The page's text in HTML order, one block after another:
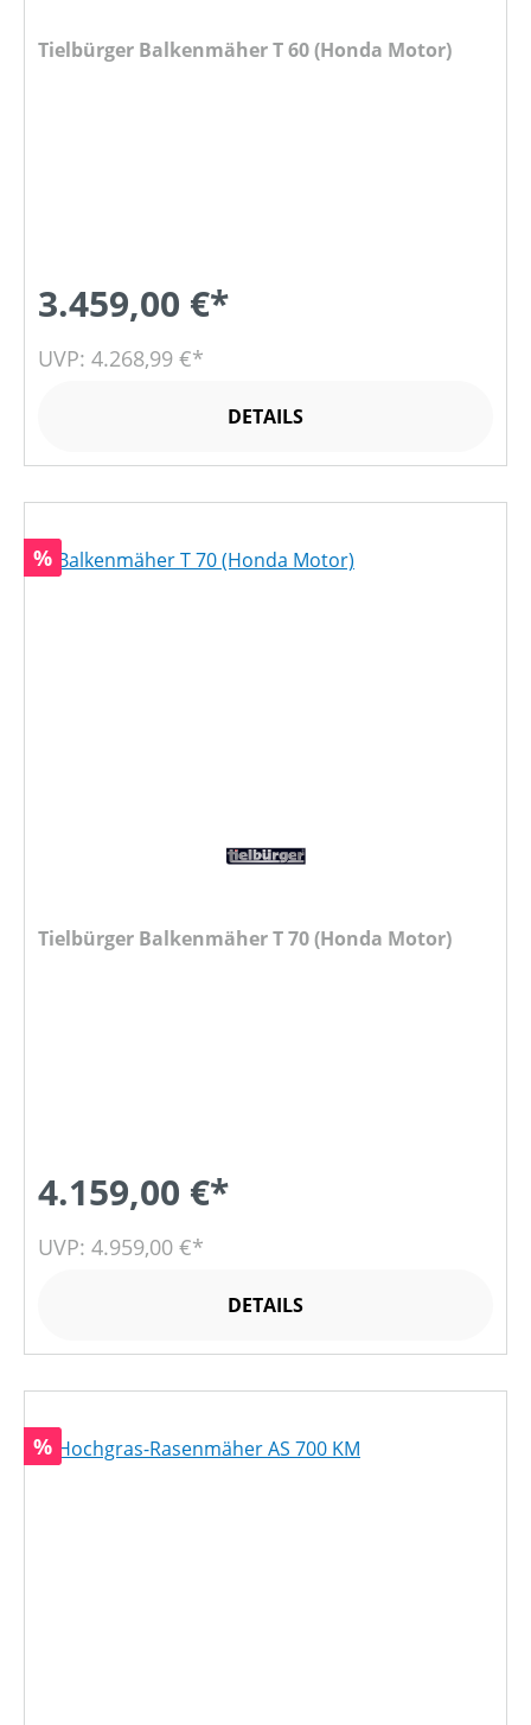
Tielbürger Balkenmäher T 60 (Honda Motor)
3.459,00 €*
UVP: 4.268,99 €*
DETAILS
Rabatt
%
Tielbürger Balkenmäher T 70 (Honda Motor)
4.159,00 €*
UVP: 4.959,00 €*
DETAILS
Rabatt
%